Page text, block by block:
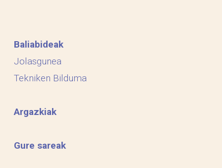
Baliabideak
Jolasgunea
Tekniken Bilduma
Argazkiak
Gure sareak